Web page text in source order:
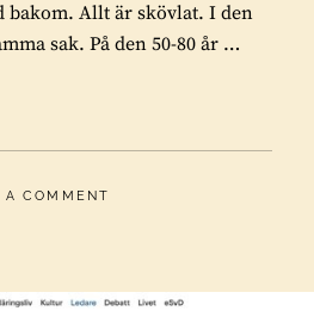
bakom. Allt är skövlat. I den
sak. På den 50-80 år …
A COMMENT